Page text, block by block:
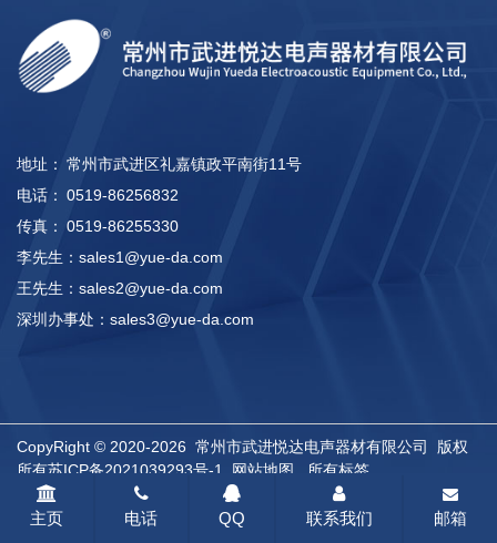
地址： 常州市武进区礼嘉镇政平南街11号
电话： 0519-86256832
传真： 0519-86255330
李先生： sales1@yue-da.com
王先生： sales2@yue-da.com
深圳办事处： sales3@yue-da.com
CopyRight © 2020-2026 常州市武进悦达电声器材有限公司 版权
所有苏ICP备2021039293号-1 网站地图 所有标签
主页 电话 QQ 联系我们 邮箱